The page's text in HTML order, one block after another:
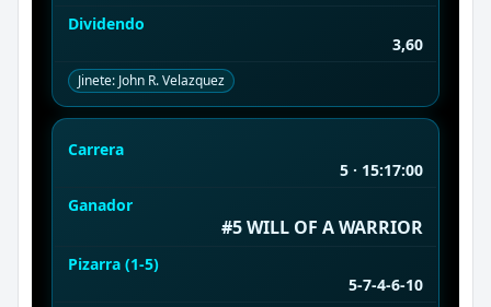
Dividendo
3,60
Jinete: John R. Velazquez
Carrera
5 · 15:17:00
Ganador
#5 WILL OF A WARRIOR
Pizarra (1-5)
5-7-4-6-10